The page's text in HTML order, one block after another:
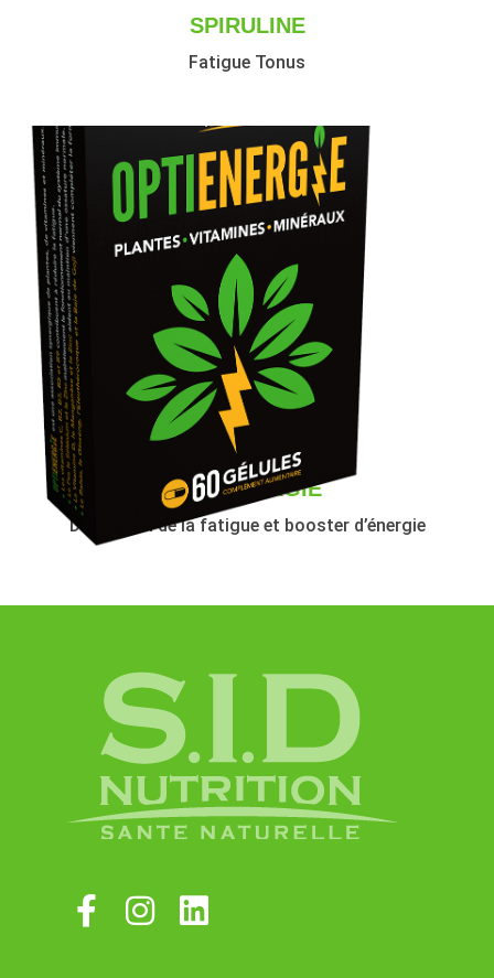
SPIRULINE
Fatigue Tonus
OPTIENERGIE
Diminuton de la fatigue et booster d’énergie